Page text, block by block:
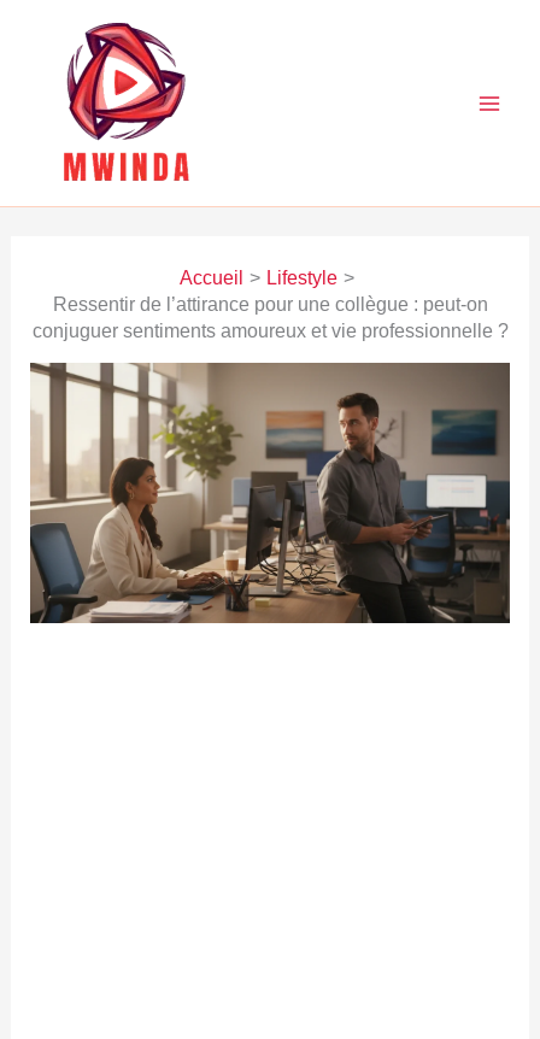
contenu
Accueil
Lifestyle
Ressentir de l’attirance pour une collègue : peut-on
conjuguer sentiments amoureux et vie professionnelle ?